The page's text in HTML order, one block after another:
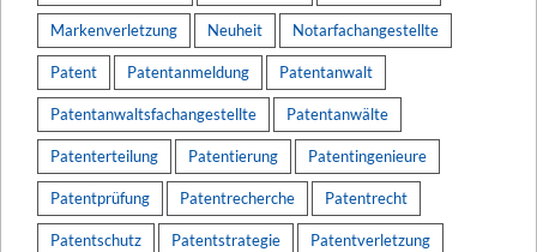
Markenverletzung Neuheit Notarfachangestellte
Patent Patentanmeldung Patentanwalt
Patentanwaltsfachangestellte Patentanwälte
Patenterteilung Patentierung Patentingenieure
Patentprüfung Patentrecherche Patentrecht
Patentschutz Patentstrategie Patentverletzung